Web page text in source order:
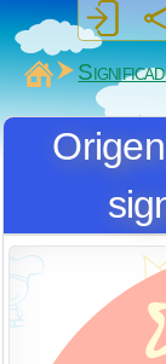
MiSabueso